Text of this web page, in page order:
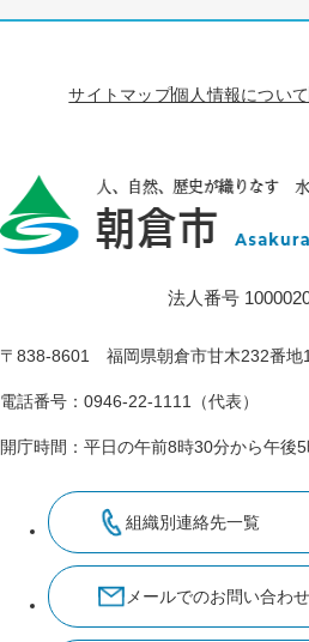
サイトマップ個人情報について
法人番号
〒838-8601 福岡県朝倉市甘木232番地1
電話番号：0946-22-1111（代表）
開庁時間：平日の午前8時30分から午後
組織別連絡先一覧
メールでのお問い合わせ